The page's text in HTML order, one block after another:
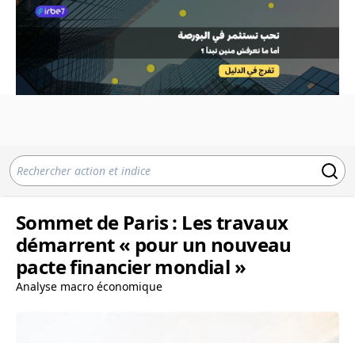
Sommet de Paris : Les travaux
démarrent « pour un nouveau
pacte financier mondial »
Analyse macro économique